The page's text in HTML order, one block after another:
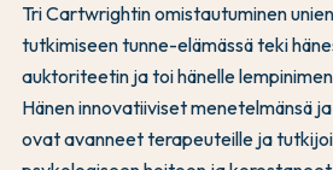
Tri Cartwrightin omistautuminen
tutkimiseen tunne-elämässä teki
auktoriteetin ja toi hänelle
Hänen innovatiiviset menetelmänsä
ovat avanneet terapeuteille ja